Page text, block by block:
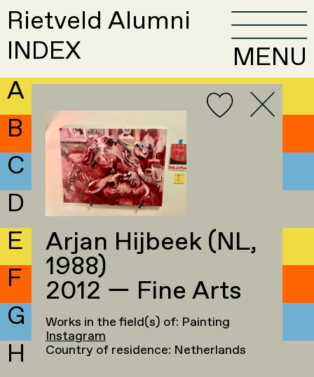
Rietveld Alumni
INDEX
MENU
A
B
C
D
E
F
G
H
Arjan Hijbeek (NL,
1988)
2012 — Fine Arts
Works in the field(s) of: Painting
Instagram
Country of residence: Netherlands